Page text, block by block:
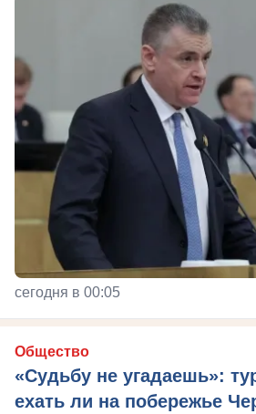
сегодня в 00:05
Общество
«Судьбу не угадаешь»:
ехать ли на побережье